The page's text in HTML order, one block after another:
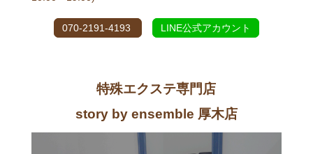
070-2191-4193 LINE公式アカウント
特殊エクステ専門店
story by ensemble 厚木店